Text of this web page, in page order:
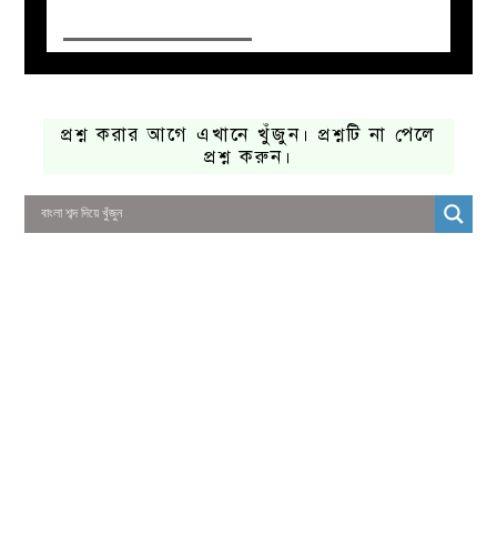
প্রশ্ন করার আগে এখানে খুঁজুন। প্রশ্নটি না পেলে
প্রশ্ন করুন।